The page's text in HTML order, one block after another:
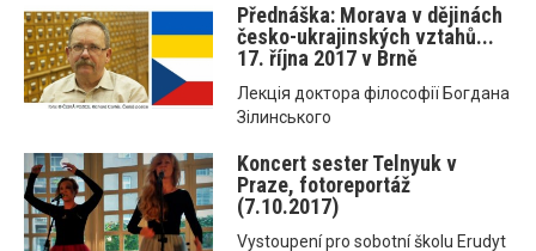
Přednáška: Morava v dějinách
česko-ukrajinských vztahů...
17. října 2017 v Brně
Лекція доктора філософії Богдана
Зілинського
Koncert sester Telnyuk v
Praze, fotoreportáž
(7.10.2017)
Vystoupení pro sobotní školu Erudyt